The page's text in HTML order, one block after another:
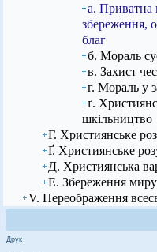
а. Приватна
збереження,
благ
б. Мораль
в. Захист
г. Мораль у
ґ.
шкільництво
Г. Християнське
Ґ. Християнське
Д. Християнська
Е. Збереження миру
V. Переображення
Друк